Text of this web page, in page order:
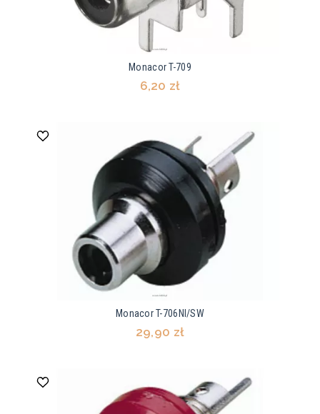
Monacor T-709
6,20 zł
Monacor T-706NI/SW
29,90 zł